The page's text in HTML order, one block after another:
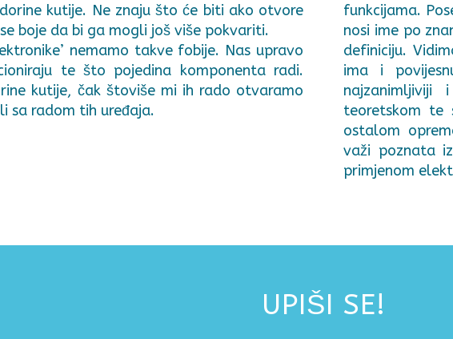
kutije. Ne znaju što će biti ako otvore
boje da bi ga mogli još više pokvariti.
nemamo takve fobije. Nas upravo
te što pojedina komponenta radi.
kutije, čak štoviše mi ih rado otvaramo
sa radom tih uređaja.
funkcijama.
nosi ime po
definiciju.
ima i
teoretskom te
ostalom
važi poznata
primjenom
UPIŠI SE!